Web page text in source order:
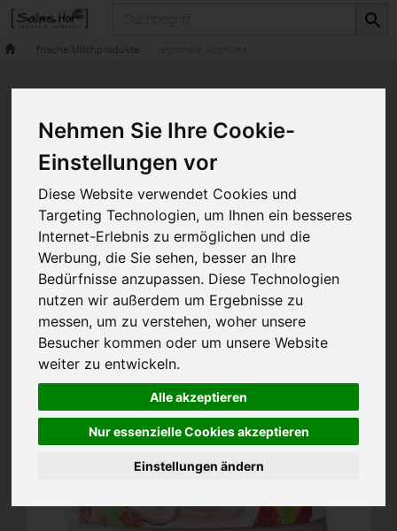
Nehmen Sie Ihre Cookie-
Einstellungen vor
Diese Website verwendet Cookies und
Targeting Technologien, um Ihnen ein besseres
Internet-Erlebnis zu ermöglichen und die
Werbung, die Sie sehen, besser an Ihre
Bedürfnisse anzupassen. Diese Technologien
nutzen wir außerdem um Ergebnisse zu
messen, um zu verstehen, woher unsere
Besucher kommen oder um unsere Website
weiter zu entwickeln.
Alle akzeptieren
Nur essenzielle Cookies akzeptieren
Einstellungen ändern
frische Milchprodukte